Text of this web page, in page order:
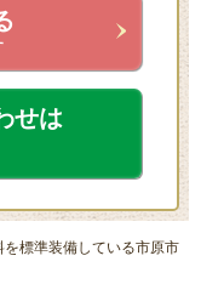
せは
標準装備している市原市